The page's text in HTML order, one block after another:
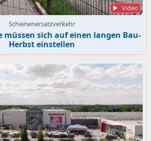
Video
Schienenersatzverkehr
müssen sich auf einen langen Bau-
Herbst einstellen